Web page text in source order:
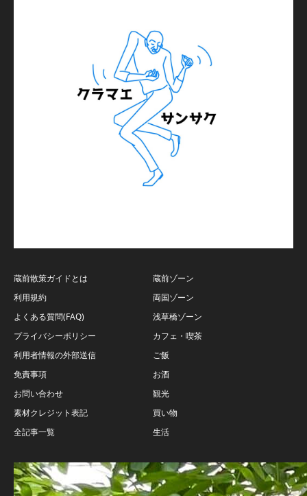
蔵前散策ガイドとは
利用規約
よくある質問(FAQ)
プライバシーポリシー
利用者情報の外部送信
免責事項
お問い合わせ
素材クレジット表記
全記事一覧
蔵前ゾーン
両国ゾーン
浅草橋ゾーン
カフェ・喫茶
ご飯
お酒
観光
買い物
生活